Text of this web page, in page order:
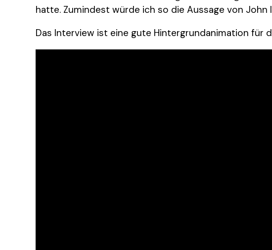
hatte. Zumindest würde ich so die Aussage von John
Das Interview ist eine gute Hintergrundanimation für